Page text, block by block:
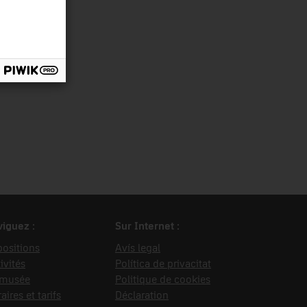
:
musée
et tarifs
Sur Internet :
Avís legal
Política de privacitat
Politique de cookies
Déclaration